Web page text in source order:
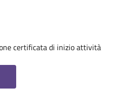
certificata di inizio attività